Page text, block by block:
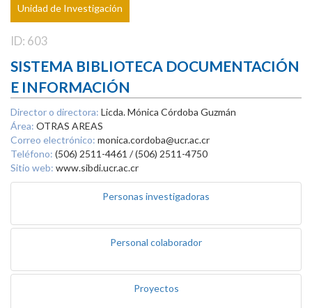
Unidad de Investigación
ID: 603
SISTEMA BIBLIOTECA DOCUMENTACIÓN
E INFORMACIÓN
Director o directora: Licda. Mónica Córdoba Guzmán
Área: OTRAS AREAS
Correo electrónico: monica.cordoba@ucr.ac.cr
Teléfono: (506) 2511-4461 / (506) 2511-4750
Sitio web: www.sibdi.ucr.ac.cr
Personas investigadoras
Personal colaborador
Proyectos